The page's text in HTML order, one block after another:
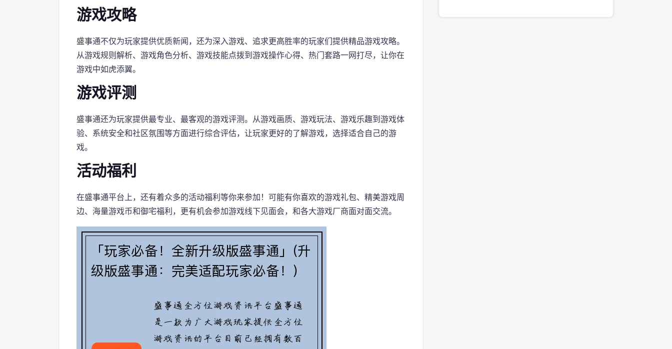
游戏攻略
盛事通不仅为玩家提供优质新闻，还为深入游戏、追求更高胜率的玩家们提供精品游戏攻略。
从游戏规则解析、游戏角色分析、游戏技能点拨到游戏操作心得、热门套路一网打尽，让你在
游戏中如虎添翼。
游戏评测
盛事通还为玩家提供最专业、最客观的游戏评测。从游戏画质、游戏玩法、游戏乐趣到游戏体
验、系统安全和社区氛围等方面进行综合评估，让玩家更好的了解游戏，选择适合自己的游
戏。
活动福利
在盛事通平台上，还有着众多的活动福利等你来参加！可能有你喜欢的游戏礼包、精美游戏周
边、海量游戏币和御宅福利，更有机会参加游戏线下见面会，和各大游戏厂商面对面交流。